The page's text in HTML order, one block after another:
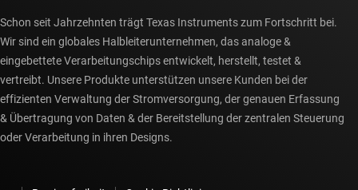
Schon seit Jahrzehnten trägt Texas Instruments zum Fortschritt bei.
Wir sind ein globales Halbleiterunternehmen, das analoge &
eingebettete Verarbeitungschips entwickelt, herstellt, testet &
vertreibt. Unsere Produkte unterstützen unsere Kunden bei der
effizienten Verwaltung der Stromversorgung, der genauen Erfassung
& Übertragung von Daten & der Bereitstellung der zentralen Steuerung
oder Verarbeitung in ihren Designs.